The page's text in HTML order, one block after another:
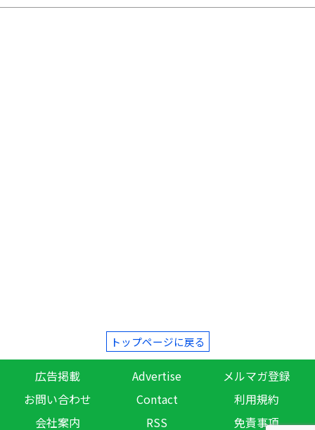
トップページに戻る
広告掲載 Advertise
メルマガ登録
お問い合わせ
Contact
利用規約
会社案内
RSS 免責事項